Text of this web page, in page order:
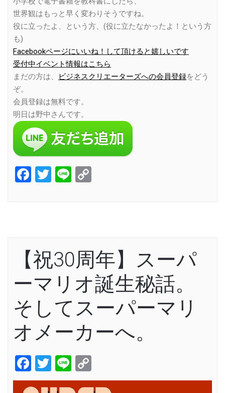
世界観はもっと早く変わりそうですね。
役に立ったよ、という方、(役に立たなかったよ！という方
も)
Facebookページにいいね！して頂けると嬉しいです
受付中イベント情報はこちら
まだの方は、
ビジネスクリエーターズへの会員登録をどう
ぞ。
会員登録は無料です。
明日は野中さんです。
Facebook
Twitter
Line
【祝30周年】スーパ
ーマリオ誕生秘話。
そしてスーパーマリ
オメーカーへ。
Facebook
Twitter
Line
Link